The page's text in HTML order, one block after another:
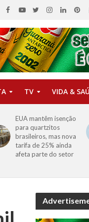
TV VIDA &
EUA mantêm isenção
para quartzitos
brasileiros, mas nova
tarifa de 25% ainda
afeta parte do setor